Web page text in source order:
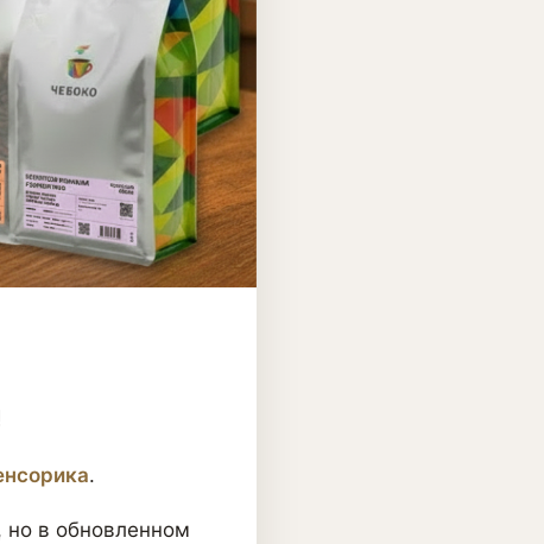
.
но в обновленном